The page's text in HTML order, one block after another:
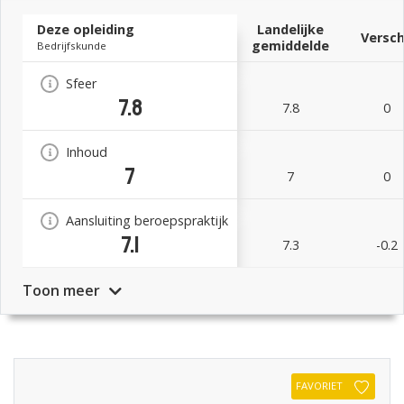
Deze opleiding
Bedrijfskunde
Landelijke
gemiddelde
Sfeer
7.8 7.8 0
Inhoud
7 7 0
Aansluiting beroepspraktijk
7.1 7.3 -0.2
Toon meer
FAVORIET